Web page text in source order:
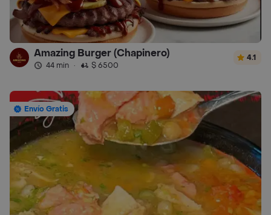
Amazing Burger (Chapinero)
44 min · $ 6500
4.1
Envío Gratis